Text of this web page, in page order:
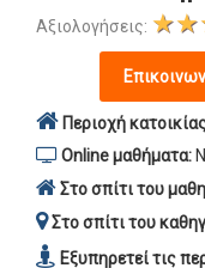
Αξιολογήσεις:
Περιοχή
Online μαθήματα:
Στο σπίτι του
Στο σπίτι του
Εξυπηρετεί τις